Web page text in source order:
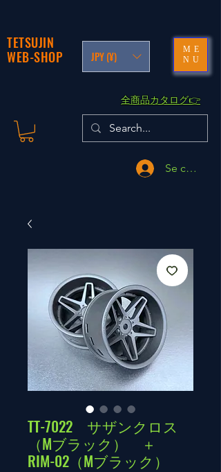
TETSUJIN
WEB-SHOP
JPY (¥)
ME
NU
​全商品カタログ👉
Se
TT-7022 サザンクロス
（Mブラック） ＋
RIM-02（Mブラック）